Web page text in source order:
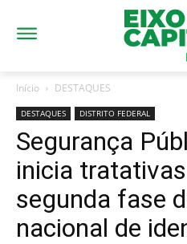
Início DESTAQUES
DESTAQUES DISTRITO FEDERAL
Segurança
inicia
segunda fase
nacional de